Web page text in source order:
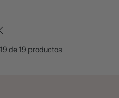
de 19 productos